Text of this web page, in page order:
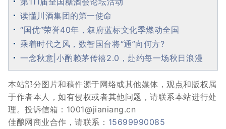
读懂川酒集团的第一使命
“国优”荣誉40年，叙府蓝标文化季燃动全国
乘着时代之风，数智国台将“通”向何方?
一念秋意|小酌赖茅传禧2.0，赴约每一场秋日浪漫
本站部分图片和稿件源于网络或其他媒体，观点和版权属
于作者本人，如有侵权或者其他问题，请联系本站进行处
理。投诉信箱：1001@jianiang.cn
佳酿网商业合作，请联系： 15699990085